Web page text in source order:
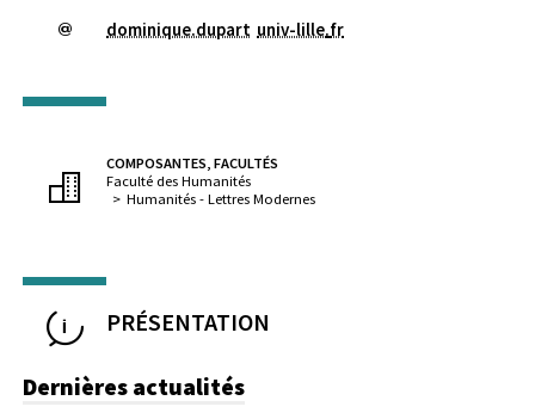
dominique.dupart univ-lille.fr
COMPOSANTES, FACULTÉS
Faculté des Humanités
Humanités - Lettres Modernes
PRÉSENTATION
Dernières actualités